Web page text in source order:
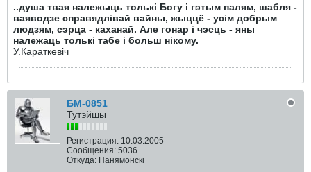
..душа твая належыць толькі Богу і гэтым палям, шабля -
ваяводзе справядлівай вайны, жыццё - усім добрым
людзям, сэрца - каханай. Але гонар і чэсць - яны
належаць толькі табе і больш нікому.
У.Караткевiч
БМ-0851
Тутэйшы
Регистрация: 10.03.2005
Сообщения: 5036
Откуда: Панямонскі